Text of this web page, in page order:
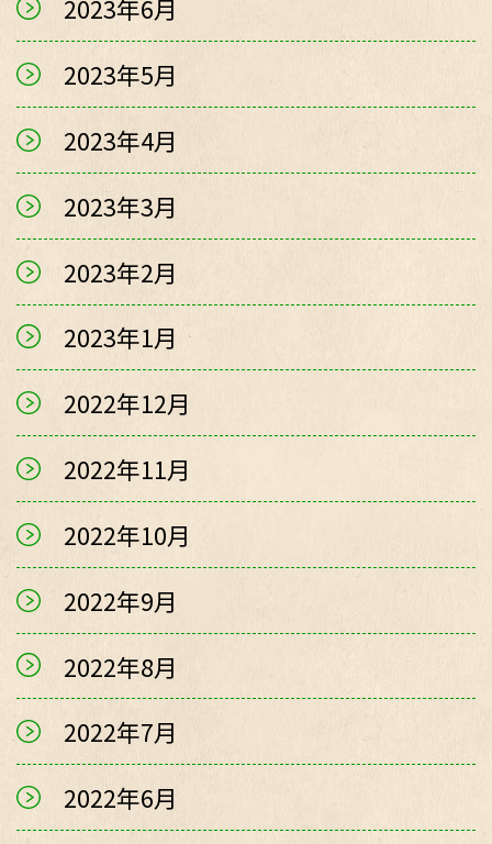
2023年6月
2023年5月
2023年4月
2023年3月
2023年2月
2023年1月
2022年12月
2022年11月
2022年10月
2022年9月
2022年8月
2022年7月
2022年6月